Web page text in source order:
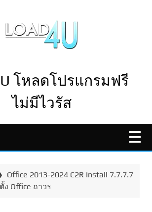
โหลดโปรแกรมฟรี
ไม่มีไวรัส
Office 2013-2024 C2R Install 7.7.7.7
Office ถาวร